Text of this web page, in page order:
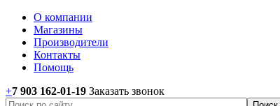
О компании
Магазины
Производители
Контакты
Помощь
+7 903 162-01-19 Заказать звонок